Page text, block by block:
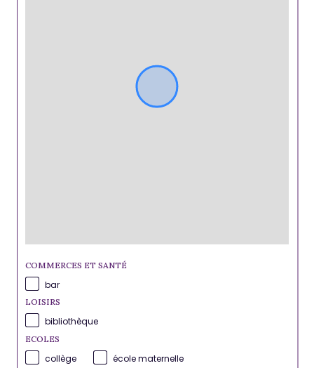
COMMERCES ET SANTÉ
bar
LOISIRS
bibliothèque
ECOLES
collège
école maternelle